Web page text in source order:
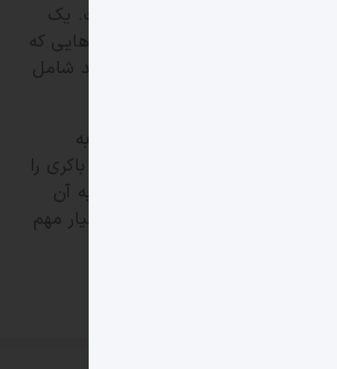
که مورد توجه قرار گرفته است. یک
معرفی کرده‌اند البته بازی‌هایی که
ایران که مورد توجه قرار گرفتند شامل
قهرمانان جنگ (مجموعه نام‌ها) به
دوران، حسن باقری و مهدی باکری را
کمتر شنیده شده است و کمتر به آن
مورد توجه قرار گرفته ولی بسیار مهم